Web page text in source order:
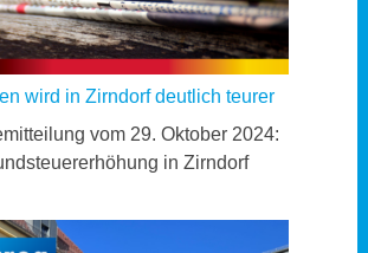
wird in Zirndorf deutlich teurer
vom 29. Oktober 2024:
in Zirndorf